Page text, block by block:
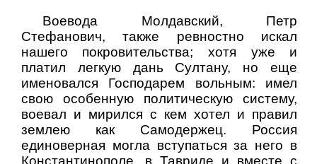
Воевода Молдавский, Петр
Стефанович, также ревностно искал
нашего покровительства; хотя уже и
платил легкую дань Султану, но еще
именовался Господарем вольным: имел
свою особенную политическую систему,
воевал и мирился с кем хотел и правил
землею как Самодержец. Россия
единоверная могла вступаться за него в
Константинополе, в Тавриде и вместе с